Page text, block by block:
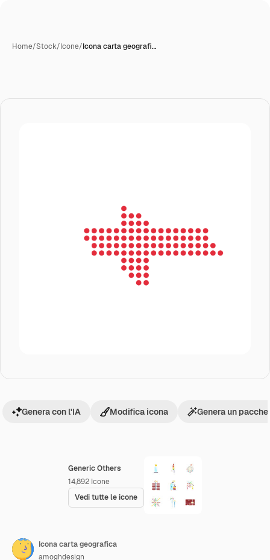
Home/Stock/Icone/Icona carta geografi…
Generic Others
14,892 Icone
Vedi tutte le icone
Genera con l'IA Modifica icona Genera un
Icona carta geografica
amoghdesign